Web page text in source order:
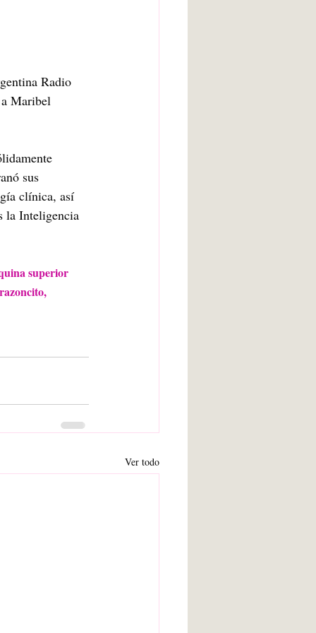
Radio
Maribel
sus
clínica, así
la Inteligencia
superior
Ver todo